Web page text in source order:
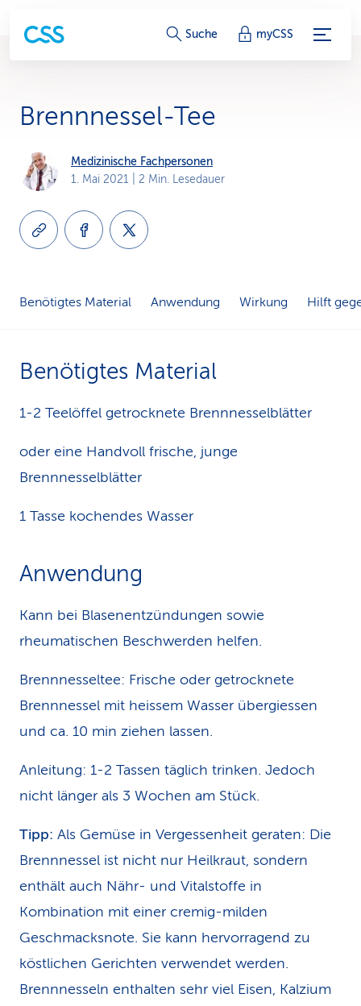
S
i
k
s
Suche myCSS
Brennnessel-Tee
Medizinische Fachpersonen
1. Mai 2021 | 2 Min. Lesedauer
Benötigtes Material Anwendung Wirkung Hilft
Benötigtes Material
1-2 Teelöffel getrocknete Brennnesselblätter
oder eine Handvoll frische, junge
Brennnesselblätter
1 Tasse kochendes Wasser
Anwendung
Kann bei Blasenentzündungen sowie
rheumatischen Beschwerden helfen.
Brennnesseltee: Frische oder getrocknete
Brennnessel mit heissem Wasser übergiessen
und ca. 10 min ziehen lassen.
Anleitung: 1-2 Tassen täglich trinken. Jedoch
nicht länger als 3 Wochen am Stück.
Tipp: Als Gemüse in Vergessenheit geraten: Die
Brennnessel ist nicht nur Heilkraut, sondern
enthält auch Nähr- und Vitalstoffe in
Kombination mit einer cremig-milden
Geschmacksnote. Sie kann hervorragend zu
köstlichen Gerichten verwendet werden.
Brennnesseln enthalten sehr viel Eisen, Kalzium